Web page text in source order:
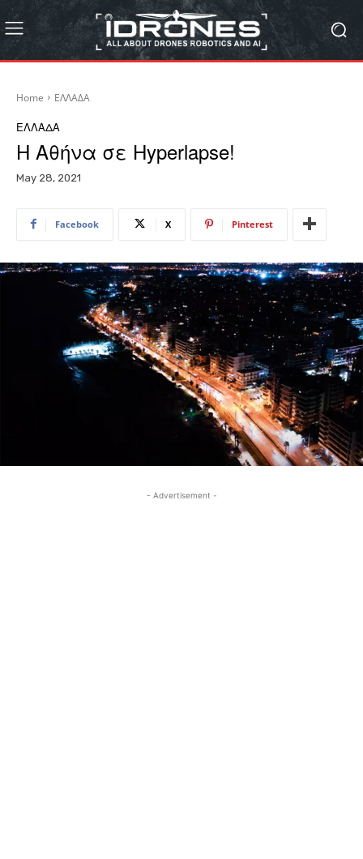
Home ΕΛΛΑΔΑ
ΕΛΛΑΔΑ
Η Αθήνα σε Hyperlapse!
May 28, 2021
Facebook X Pinterest
- Advertisement -